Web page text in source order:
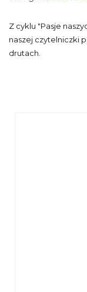
Z cyklu "Pasje
naszej czytelniczki
drutach.